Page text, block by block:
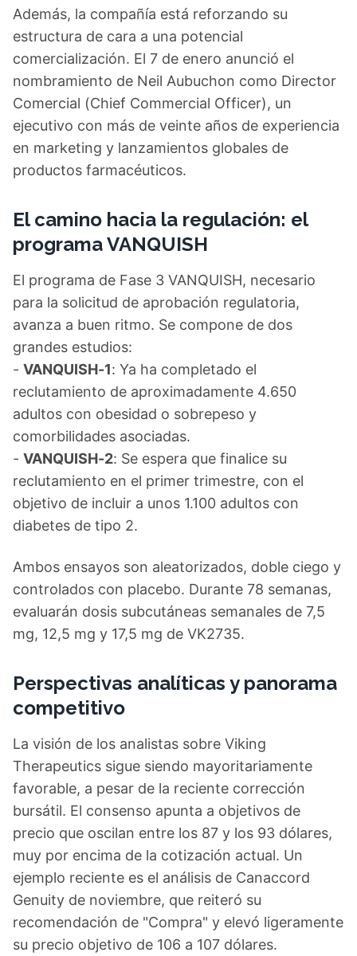
Además, la compañía está reforzando su
estructura de cara a una potencial
comercialización. El 7 de enero anunció el
nombramiento de Neil Aubuchon como Director
Comercial (Chief Commercial Officer), un
ejecutivo con más de veinte años de experiencia
en marketing y lanzamientos globales de
productos farmacéuticos.
El camino hacia la regulación: el
programa VANQUISH
El programa de Fase 3 VANQUISH, necesario
para la solicitud de aprobación regulatoria,
avanza a buen ritmo. Se compone de dos
grandes estudios:
- VANQUISH-1: Ya ha completado el
reclutamiento de aproximadamente 4.650
adultos con obesidad o sobrepeso y
comorbilidades asociadas.
- VANQUISH-2: Se espera que finalice su
reclutamiento en el primer trimestre, con el
objetivo de incluir a unos 1.100 adultos con
diabetes de tipo 2.
Ambos ensayos son aleatorizados, doble ciego y
controlados con placebo. Durante 78 semanas,
evaluarán dosis subcutáneas semanales de 7,5
mg, 12,5 mg y 17,5 mg de VK2735.
Perspectivas analíticas y panorama
competitivo
La visión de los analistas sobre Viking
Therapeutics sigue siendo mayoritariamente
favorable, a pesar de la reciente corrección
bursátil. El consenso apunta a objetivos de
precio que oscilan entre los 87 y los 93 dólares,
muy por encima de la cotización actual. Un
ejemplo reciente es el análisis de Canaccord
Genuity de noviembre, que reiteró su
recomendación de "Compra" y elevó ligeramente
su precio objetivo de 106 a 107 dólares.